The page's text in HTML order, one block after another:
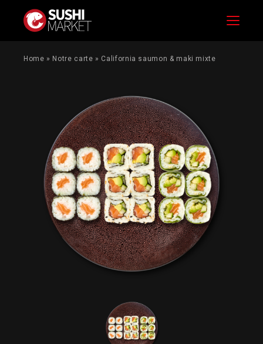
Menu
Home » Notre carte » California saumon & maki mixte